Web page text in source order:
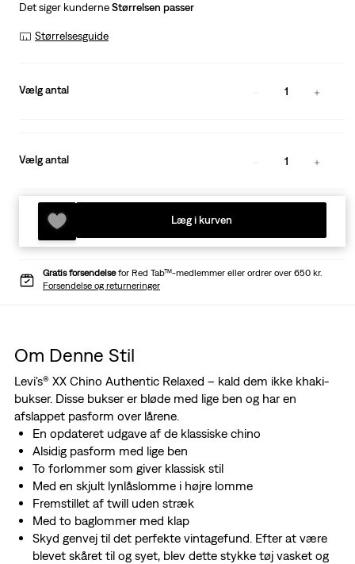
Det siger kunderneStørrelsen passer
Størrelsesguide
Vælg antal 1
Vælg antal 1
Læg i kurven
Gratis forsendelsefor Red Tab™-medlemmer eller ordrer over 650 kr.
Forsendelse og returneringer
Om Denne Stil
Levi's® XX Chino Authentic Relaxed – kald dem ikke khaki-
bukser. Disse bukser er bløde med lige ben og har en
afslappet pasform over lårene.
En opdateret udgave af de klassiske chino
Alsidig pasform med lige ben
To forlommer som giver klassisk stil
Med en skjult lynlåslomme i højre lomme
Fremstillet af twill uden stræk
Med to baglommer med klap
Skyd genvej til det perfekte vintagefund. Efter at være
blevet skåret til og syet, blev dette stykke tøj vasket og